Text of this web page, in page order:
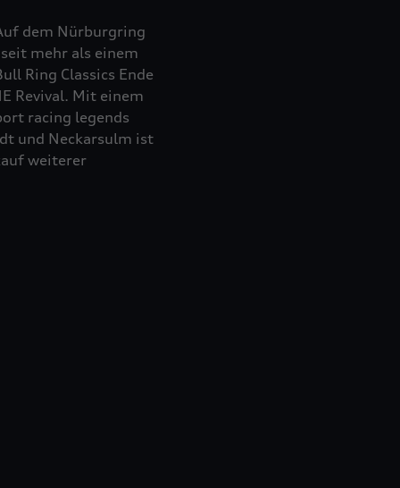
dem Nürburgring
mehr als einem
Ring Classics Ende
Revival. Mit einem
racing legends
und Neckarsulm ist
weiterer